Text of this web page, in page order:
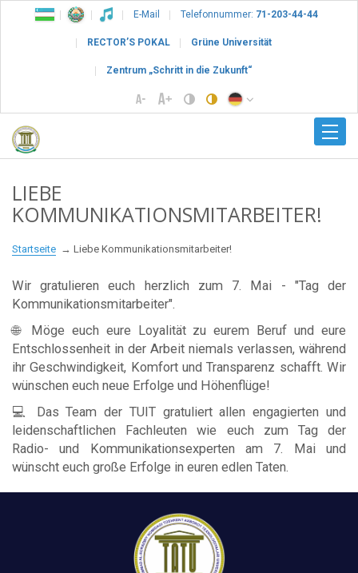
E-Mail Telefonnummer: 71-203-44-44
RECTOR’S POKAL Grüne Universität
Zentrum „Schritt in die Zukunft“
LIEBE
KOMMUNIKATIONSMITARBEITER!
Startseite Liebe Kommunikationsmitarbeiter!
Wir gratulieren euch herzlich zum 7. Mai - "Tag der
Kommunikationsmitarbeiter".
🌐 Möge euch eure Loyalität zu eurem Beruf und eure
Entschlossenheit in der Arbeit niemals verlassen, während
ihr Geschwindigkeit, Komfort und Transparenz schafft. Wir
wünschen euch neue Erfolge und Höhenflüge!
💻 Das Team der TUIT gratuliert allen engagierten und
leidenschaftlichen Fachleuten wie euch zum Tag der
Radio- und Kommunikationsexperten am 7. Mai und
wünscht euch große Erfolge in euren edlen Taten.